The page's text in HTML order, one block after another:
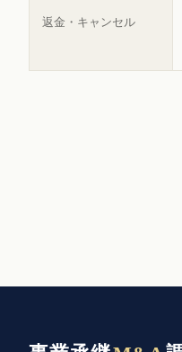
返金・キャンセル